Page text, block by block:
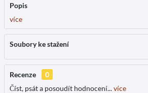
Popis
více
Soubory ke stažení
Recenze
0
Číst, psát a posoudít hodnocení...více